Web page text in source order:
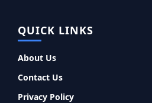
QUICK LINKS
About Us
Contact Us
Privacy Policy